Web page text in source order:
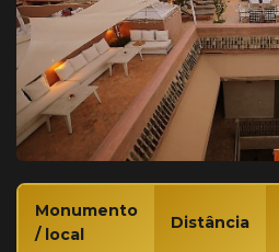
Monumento
/ local
Distância